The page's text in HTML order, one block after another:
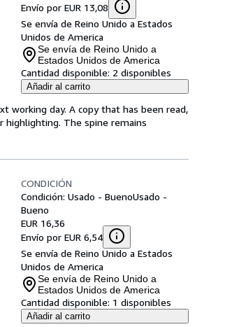
Envío por EUR 13,08
Se envía de Reino Unido a Estados
Unidos de America
Se envía de Reino Unido a
Estados Unidos de America
Cantidad disponible: 2 disponibles
Añadir al carrito
working day. A copy that has been read,
highlighting. The spine remains
CONDICIÓN
Condición: Usado - BuenoUsado -
Bueno
EUR 16,36
Envío por EUR 6,54
Se envía de Reino Unido a Estados
Unidos de America
Se envía de Reino Unido a
Estados Unidos de America
Cantidad disponible: 1 disponibles
Añadir al carrito